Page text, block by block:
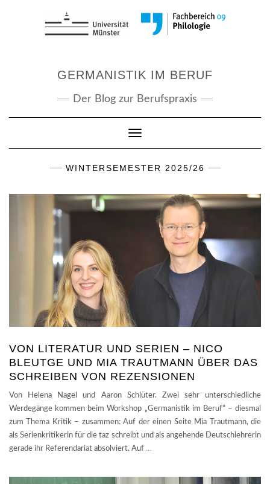
GERMANISTIK IM BERUF
Der Blog zur Berufspraxis
Toggle Navigation
WINTERSEMESTER 2025/26
VON LITERATUR UND SERIEN – NICO
BLEUTGE UND MIA TRAUTMANN ÜBER DAS
SCHREIBEN VON REZENSIONEN
Von Helena Nagel und Aaron Schlüter. Zwei sehr unterschiedliche
Werdegänge kommen beim Workshop „Germanistik im Beruf“ – diesmal
zum Thema Kritik – zusammen: Auf der einen Seite Mia Trautmann, die
als Serienkritikerin für die taz schreibt und als angehende Deutschlehrerin
gerade ihr Referendariat absolviert. Auf …